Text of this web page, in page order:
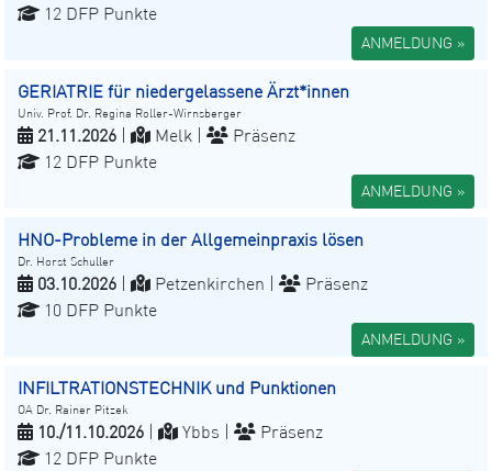
12 DFP Punkte
ANMELDUNG »
GERIATRIE für niedergelassene Ärzt*innen
Univ. Prof. Dr. Regina Roller-Wirnsberger
21.11.2026 Melk |
Präsenz
12 DFP Punkte
ANMELDUNG »
HNO-Probleme in der Allgemeinpraxis lösen
Dr. Horst Schuller
03.10.2026 Petzenkirchen |
Präsenz
10 DFP Punkte
ANMELDUNG »
INFILTRATIONSTECHNIK und Punktionen
OA Dr. Rainer Pitzek
10./11.10.2026 Ybbs |
Präsenz
12 DFP Punkte